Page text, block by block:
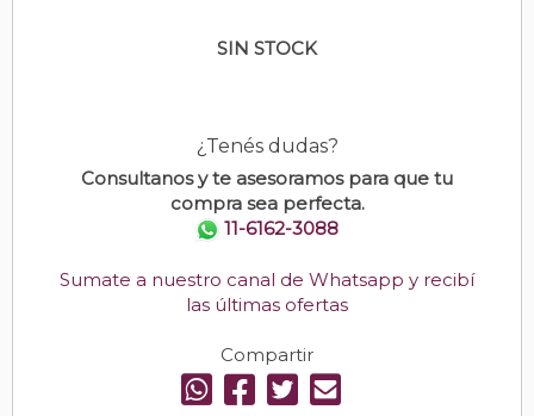
SIN STOCK
¿Tenés dudas?
Consultanos y te asesoramos para que tu
compra sea perfecta.
11-6162-3088
Sumate a nuestro canal de Whatsapp y recibí
las últimas ofertas
Compartir